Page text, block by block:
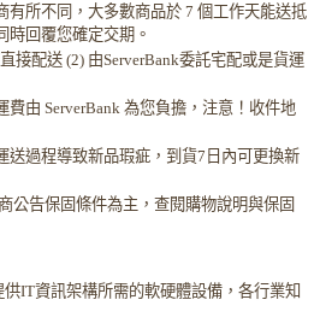
有所不同，大多數商品於 7 個工作天能送抵
時回覆您確定交期。
接配送 (2) 由ServerBank委託宅配或是貨運
由 ServerBank 為您負擔，注意！收件地
送過程導致新品瑕疵，到貨7日內可更換新
公告保固條件為主，查閱購物說明與保固
IT資訊架構所需的軟硬體設備，各行業知